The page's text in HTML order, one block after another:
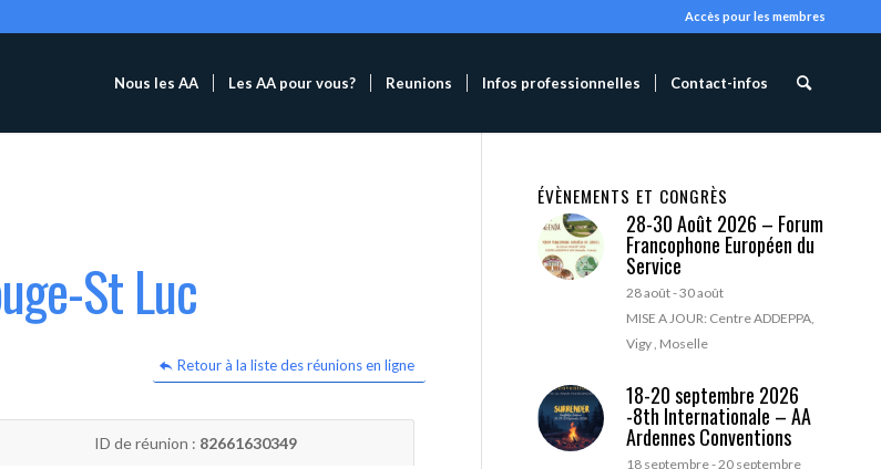
Accès pour les membres
Nous les AA Les AA pour vous? Reunions Infos professionnelles Contact-infos
St Luc
Retour à la liste des réunions en ligne
ID de réunion : 82661630349
ÉVÈNEMENTS ET CONGRÈS
28-30 Août 2026 – Forum
Francophone Européen du
Service
28 août-30 août
MISE A JOUR: Centre ADDEPPA,
Vigy , Moselle
18-20 septembre 2026
-8th Internationale – AA
Ardennes Conventions
18 septembre-20 septembre